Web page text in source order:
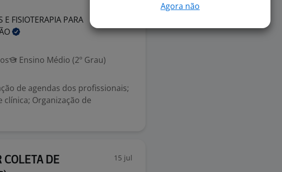
E FISIOTERAPIA PARA
Ensino Médio (2º Grau)
de agendas dos profissionais;
Organização de
COLETA DE
15 jul
Agora não